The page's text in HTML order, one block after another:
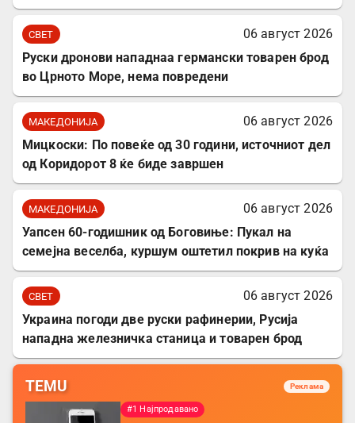
СВЕТ
06 август 2026
Руски дронови нападнаа германски товарен брод
во Црното Море, нема повредени
МАКЕДОНИЈА
06 август 2026
Мицкоски: По повеќе од 30 години, источниот дел
од Коридорот 8 ќе биде завршен
МАКЕДОНИЈА
06 август 2026
Уапсен 60-годишник од Боговиње: Пукал на
семејна веселба, куршум оштетил покрив на куќа
СВЕТ
06 август 2026
Украина погоди две руски рафинерии, Русија
нападна железничка станица и товарен брод
TEMU Реклама
#1 Најпродавано